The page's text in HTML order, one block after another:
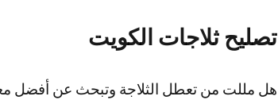
تصليح ثلاجات الكويت
هل مللت من تعطل الثلاجة وتبحث عن أفضل